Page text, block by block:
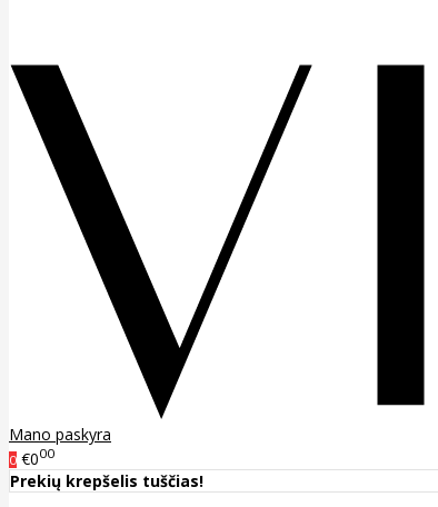
Mano paskyra
0 €000
Prekių krepšelis tuščias!